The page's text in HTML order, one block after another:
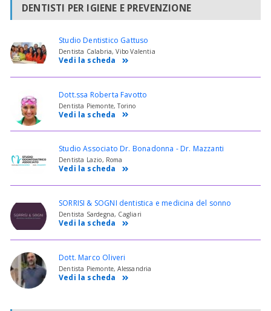
DENTISTI PER IGIENE E PREVENZIONE
Studio Dentistico Gattuso
Dentista Calabria, Vibo Valentia
Vedi la scheda
Dott.ssa Roberta Favotto
Dentista Piemonte, Torino
Vedi la scheda
Studio Associato Dr. Bonadonna - Dr. Mazzanti
Dentista Lazio, Roma
Vedi la scheda
SORRISI & SOGNI dentistica e medicina del sonno
Dentista Sardegna, Cagliari
Vedi la scheda
Dott. Marco Oliveri
Dentista Piemonte, Alessandria
Vedi la scheda